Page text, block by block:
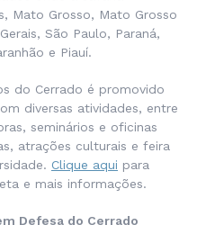
Mato Grosso, Mato Grosso
São Paulo, Paraná,
e Piauí.
do Cerrado é promovido
diversas atividades, entre
seminários e oficinas
atrações culturais e feira
Clique aqui para
e mais informações.
Defesa do Cerrado